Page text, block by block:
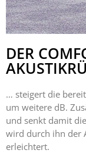
DER
… steigert die
um weitere dB.
und senkt damit
wird durch ihn der
erleichtert.